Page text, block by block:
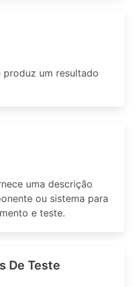
produz um resultado
uma descrição
ou sistema para
e teste.
De Teste